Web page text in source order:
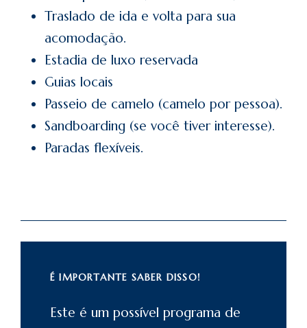
Traslado de ida e volta para sua
acomodação.
Estadia de luxo reservada
Guias locais
Passeio de camelo (camelo por pessoa).
Sandboarding (se você tiver interesse).
Paradas flexíveis.
É IMPORTANTE SABER DISSO!
Este é um possível programa de